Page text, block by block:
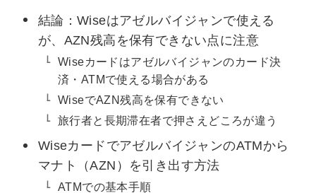
結論：Wiseはアゼルバイジャンで使える
が、AZN残高を保有できない点に注意
Wiseカードはアゼルバイジャンのカード決
済・ATMで使える場合がある
WiseでAZN残高を保有できない
旅行者と長期滞在者で押さえどころが違う
WiseカードでアゼルバイジャンのATMから
マナト（AZN）を引き出す方法
ATMでの基本手順